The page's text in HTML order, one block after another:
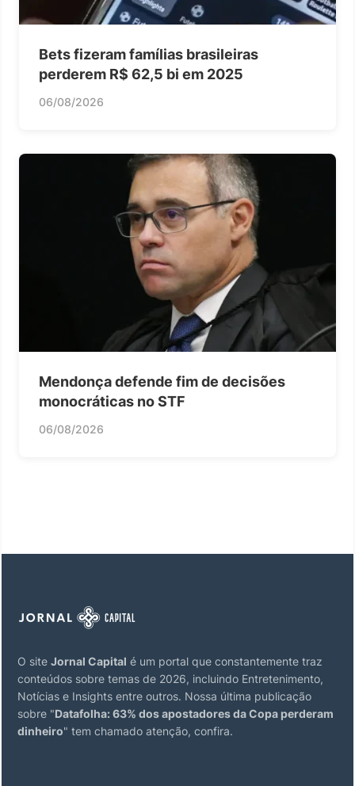
Bets fizeram famílias brasileiras
perderem R$ 62,5 bi em 2025
06/08/2026
Mendonça defende fim de decisões
monocráticas no STF
06/08/2026
O site Jornal Capital é um portal que constantemente traz
conteúdos sobre temas de 2026, incluindo Entretenimento,
Notícias e Insights entre outros. Nossa última publicação
sobre "Datafolha: 63% dos apostadores da Copa perderam
dinheiro" tem chamado atenção, confira.